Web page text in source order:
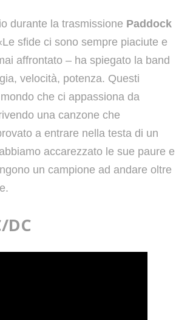
durante la trasmissione Paddock
sfide ci sono sempre piaciute e
affrontato – ha spiegato la band
velocità, potenza. Questi
che ci appassiona da
una canzone che
a entrare nella testa di un
accarezzato le sue paure e
un campione ad andare oltre
DC